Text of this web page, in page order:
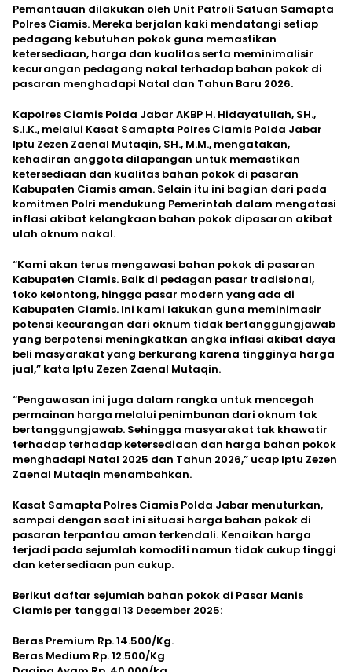
Pemantauan dilakukan oleh Unit Patroli Satuan Samapta
Polres Ciamis. Mereka berjalan kaki mendatangi setiap
pedagang kebutuhan pokok guna memastikan
ketersediaan, harga dan kualitas serta meminimalisir
kecurangan pedagang nakal terhadap bahan pokok di
pasaran menghadapi Natal dan Tahun Baru 2026.
Kapolres Ciamis Polda Jabar AKBP H. Hidayatullah, SH.,
S.I.K., melalui Kasat Samapta Polres Ciamis Polda Jabar
Iptu Zezen Zaenal Mutaqin, SH., M.M., mengatakan,
kehadiran anggota dilapangan untuk memastikan
ketersediaan dan kualitas bahan pokok di pasaran
Kabupaten Ciamis aman. Selain itu ini bagian dari pada
komitmen Polri mendukung Pemerintah dalam mengatasi
inflasi akibat kelangkaan bahan pokok dipasaran akibat
ulah oknum nakal.
“Kami akan terus mengawasi bahan pokok di pasaran
Kabupaten Ciamis. Baik di pedagan pasar tradisional,
toko kelontong, hingga pasar modern yang ada di
Kabupaten Ciamis. Ini kami lakukan guna meminimasir
potensi kecurangan dari oknum tidak bertanggungjawab
yang berpotensi meningkatkan angka inflasi akibat daya
beli masyarakat yang berkurang karena tingginya harga
jual,” kata Iptu Zezen Zaenal Mutaqin.
“Pengawasan ini juga dalam rangka untuk mencegah
permainan harga melalui penimbunan dari oknum tak
bertanggungjawab. Sehingga masyarakat tak khawatir
terhadap terhadap ketersediaan dan harga bahan pokok
menghadapi Natal 2025 dan Tahun 2026,” ucap Iptu Zezen
Zaenal Mutaqin menambahkan.
Kasat Samapta Polres Ciamis Polda Jabar menuturkan,
sampai dengan saat ini situasi harga bahan pokok di
pasaran terpantau aman terkendali. Kenaikan harga
terjadi pada sejumlah komoditi namun tidak cukup tinggi
dan ketersediaan pun cukup.
Berikut daftar sejumlah bahan pokok di Pasar Manis
Ciamis per tanggal 13 Desember 2025:
Beras Premium Rp. 14.500/Kg.
Beras Medium Rp. 12.500/Kg